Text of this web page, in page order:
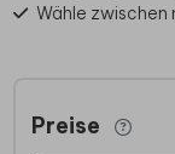
Wähle zwischen
Preise